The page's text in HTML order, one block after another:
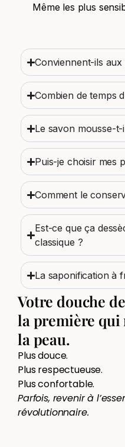
Même les plus
Conviennent-ils aux
Combien de temps
Le savon mousse-t-
Puis-je choisir mes
Comment le
Est-ce que ça
classique ?
La saponification à
Votre douche
la première qui
la peau.
Plus douce.
Plus respectueuse.
Plus confortable.
Parfois, revenir à
révolutionnaire.